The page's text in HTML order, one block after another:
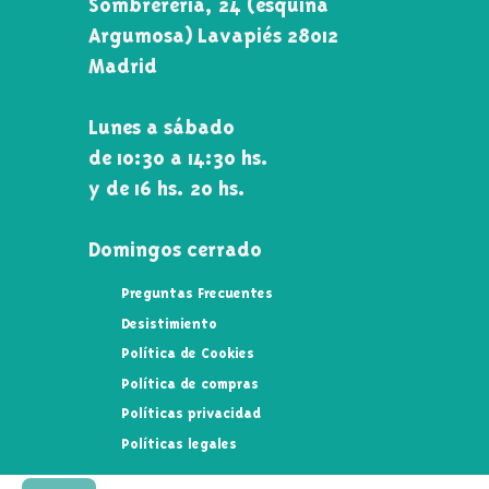
Argumosa) Lavapiés 28012
Madrid
Lunes a sábado
de 10:30 a 14:30 hs.
y de 16 hs. 20 hs.
Domingos cerrado
Preguntas Frecuentes
Desistimiento
Política de Cookies
Política de compras
Políticas privacidad
Políticas legales